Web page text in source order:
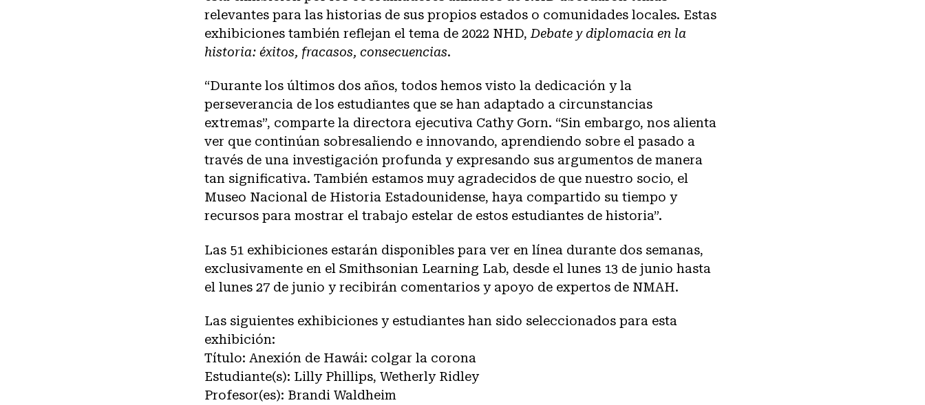
relevantes para las historias de sus propios estados o comunidades locales. Estas
exhibiciones también reflejan el tema de 2022 NHD, Debate y diplomacia en la
historia: éxitos, fracasos, consecuencias.
“Durante los últimos dos años, todos hemos visto la dedicación y la
perseverancia de los estudiantes que se han adaptado a circunstancias
extremas”, comparte la directora ejecutiva Cathy Gorn. “Sin embargo, nos alienta
ver que continúan sobresaliendo e innovando, aprendiendo sobre el pasado a
través de una investigación profunda y expresando sus argumentos de manera
tan significativa. También estamos muy agradecidos de que nuestro socio, el
Museo Nacional de Historia Estadounidense, haya compartido su tiempo y
recursos para mostrar el trabajo estelar de estos estudiantes de historia”.
Las 51 exhibiciones estarán disponibles para ver en línea durante dos semanas,
exclusivamente en el Smithsonian Learning Lab, desde el lunes 13 de junio hasta
el lunes 27 de junio y recibirán comentarios y apoyo de expertos de NMAH.
Las siguientes exhibiciones y estudiantes han sido seleccionados para esta
exhibición:
Título: Anexión de Hawái: colgar la corona
Estudiante(s): Lilly Phillips, Wetherly Ridley
Profesor(es): Brandi Waldheim